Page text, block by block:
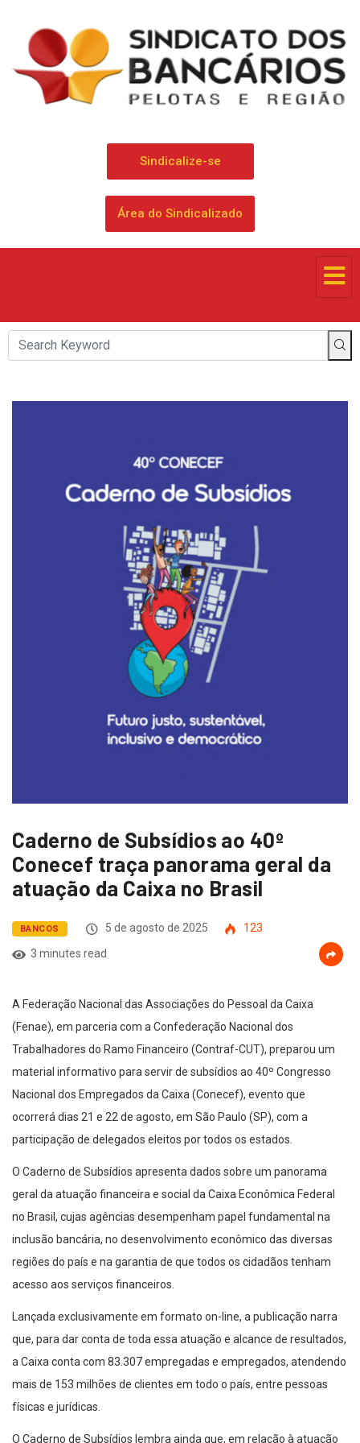
Sindicalize-se
Área do Sindicalizado
Caderno de Subsídios ao 40º
Conecef traça panorama geral da
atuação da Caixa no Brasil
BANCOS 5 de agosto de 2025
123
3 minutes read
A Federação Nacional das Associações do Pessoal da Caixa
(Fenae), em parceria com a Confederação Nacional dos
Trabalhadores do Ramo Financeiro (Contraf-CUT), preparou um
material informativo para servir de subsídios ao 40º Congresso
Nacional dos Empregados da Caixa (Conecef), evento que
ocorrerá dias 21 e 22 de agosto, em São Paulo (SP), com a
participação de delegados eleitos por todos os estados.
O Caderno de Subsídios apresenta dados sobre um panorama
geral da atuação financeira e social da Caixa Econômica Federal
no Brasil, cujas agências desempenham papel fundamental na
inclusão bancária, no desenvolvimento econômico das diversas
regiões do país e na garantia de que todos os cidadãos tenham
acesso aos serviços financeiros.
Lançada exclusivamente em formato on-line, a publicação narra
que, para dar conta de toda essa atuação e alcance de resultados,
a Caixa conta com 83.307 empregadas e empregados, atendendo
mais de 153 milhões de clientes em todo o país, entre pessoas
físicas e jurídicas.
O Caderno de Subsídios lembra ainda que, em relação à atuação